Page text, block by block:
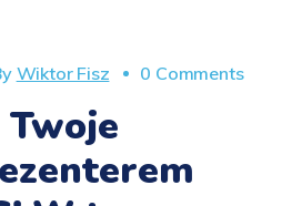
Wiktor Fisz 0 Comments